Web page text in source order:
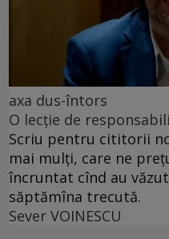
axa dus-întors
O lecție de
Scriu pentru cititorii
mai mulți, care ne
încruntat cînd au
săptămîna trecută.
Sever VOINESCU